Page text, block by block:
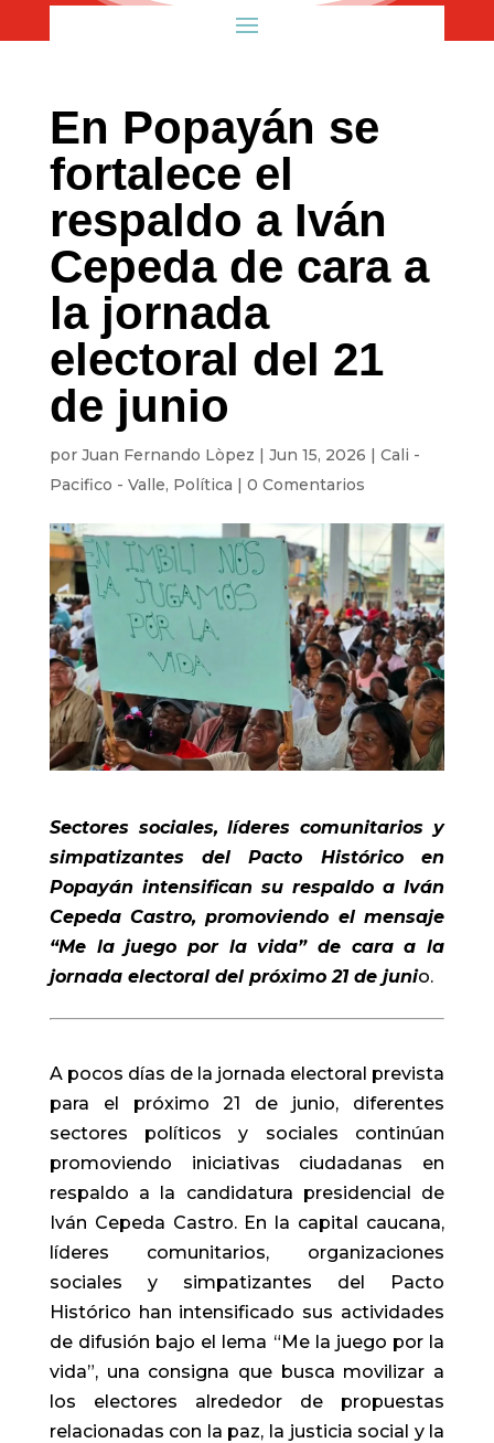
En Popayán se
fortalece el
respaldo a Iván
Cepeda de cara a
la jornada
electoral del 21
de junio
por Juan Fernando Lòpez | Jun 15, 2026 | Cali -
Pacifico - Valle, Política | 0 Comentarios
Sectores sociales, líderes comunitarios y
simpatizantes del Pacto Histórico en
Popayán intensifican su respaldo a Iván
Cepeda Castro, promoviendo el mensaje
“Me la juego por la vida” de cara a la
jornada electoral del próximo 21 de junio.
A pocos días de la jornada electoral prevista
para el próximo 21 de junio, diferentes
sectores políticos y sociales continúan
promoviendo iniciativas ciudadanas en
respaldo a la candidatura presidencial de
Iván Cepeda Castro. En la capital caucana,
líderes comunitarios, organizaciones
sociales y simpatizantes del Pacto
Histórico han intensificado sus actividades
de difusión bajo el lema “Me la juego por la
vida”, una consigna que busca movilizar a
los electores alrededor de propuestas
relacionadas con la paz, la justicia social y la